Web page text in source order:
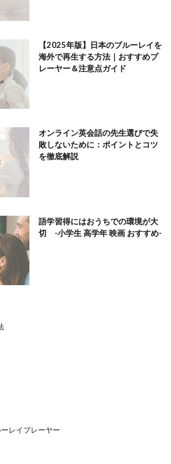
【2025年版】日本のブルーレイを
海外で再生する方法｜おすすめプ
レーヤー＆注意点ガイド
オンライン英会話の先生選びで失
敗しないために：ポイントとコツ
を徹底解説
語学習得にはおうちでの環境が大
切 -小学生 高学年 映画 おすすめ-
レイプレーヤー